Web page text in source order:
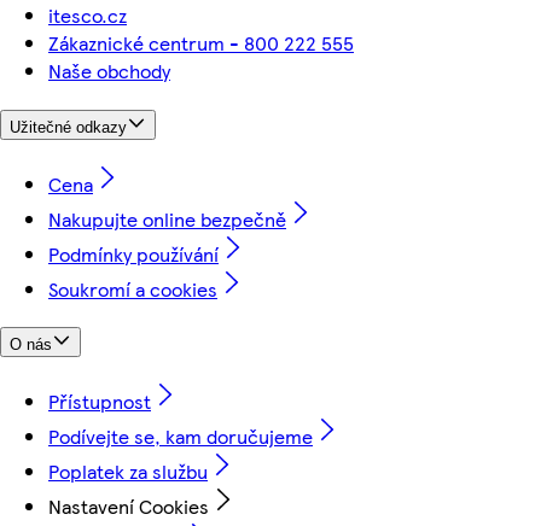
itesco.cz
Zákaznické centrum - 800 222 555
Naše obchody
Užitečné odkazy
Cena
Nakupujte online bezpečně
Podmínky používání
Soukromí a cookies
O nás
Přístupnost
Podívejte se, kam doručujeme
Poplatek za službu
Nastavení Cookies